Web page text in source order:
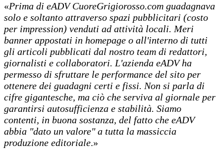
«Prima di eADV CuoreGrigiorosso.com guadagnava
solo e soltanto attraverso spazi pubblicitari (costo
per impression) venduti ad attività locali. Meri
banner appostati in homepage o all'interno di tutti
gli articoli pubblicati dal nostro team di redattori,
giornalisti e collaboratori. L'azienda eADV ha
permesso di sfruttare le performance del sito per
ottenere dei guadagni certi e fissi. Non si parla di
cifre gigantesche, ma ciò che serviva al giornale per
garantirsi autosufficienza e stabilità. Siamo
contenti, in buona sostanza, del fatto che eADV
abbia "dato un valore" a tutta la massiccia
produzione editoriale.»